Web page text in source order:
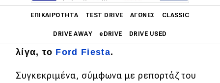
ΕΠΙΚΑΙΡΌΤΗΤΑ TEST DRIVE ΑΓΏΝΕΣ CLASSIC
DRIVE AWAY eDRIVE DRIVE USED
Επικαιρότητα
αυτοκίνησης μετά από 47 χρόνια θα
εκτιμήθηκε ευρέως και αγαπήθηκε όσο
λίγα, το Ford Fiesta.
Συγκεκριμένα, σύμφωνα με ρεπορτάζ του